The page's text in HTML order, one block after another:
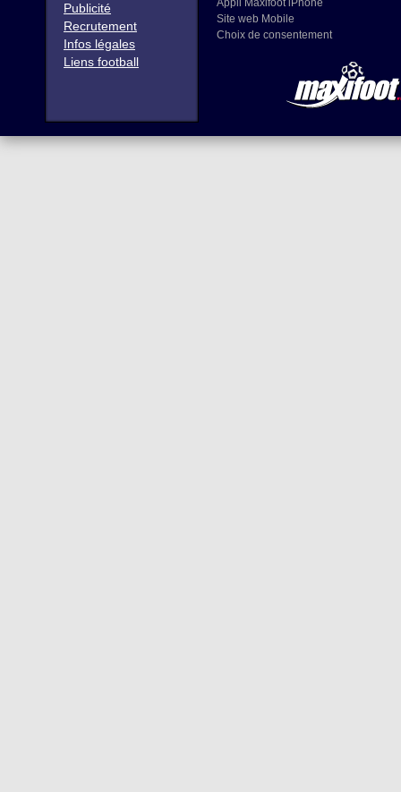
Publicité
Recrutement
Infos légales
Liens football
Appli Maxifoot iPhone
Site web Mobile
Choix de consentement